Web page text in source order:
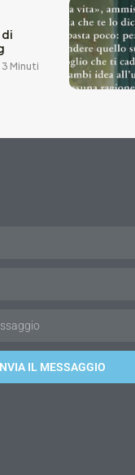
3 Minuti
IL MESSAGGIO